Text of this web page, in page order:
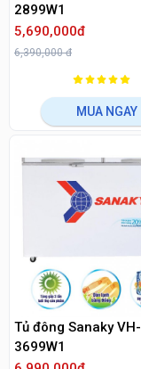
2899W1
5,690,000đ
6,390,000 đ
MUA NGAY
Tủ đông Sanaky VH-
3699W1